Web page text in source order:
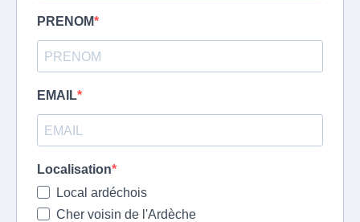
PRENOM
EMAIL
Localisation
Local ardéchois
Cher voisin de l'Ardèche